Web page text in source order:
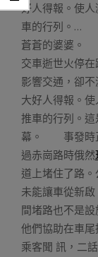
好人得報。使
車的行列。…
蒼蒼的婆婆。
交車逝世火停
影響交通，卻
大好人得報。
推車的行列。
幕。 事發時正
過赤崗路時俄然
道上堵住了路
未能讓車從新
間堵路也不是
他們協助在車
乘客聞 訊，二